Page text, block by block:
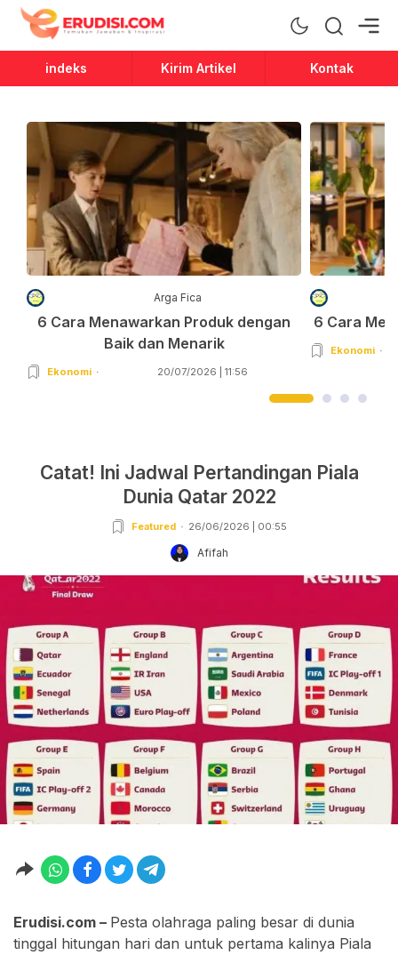
Erudisi
Temukan Jawaban dan Inspirasi
indeks Kirim Artikel Kontak
Arga Fica
6 Cara Menawarkan Produk dengan
Baik dan Menarik
Ekonomi 20/07/2026 | 11:56
6 Cara
Ekonomi
Catat! Ini Jadwal Pertandingan Piala
Dunia Qatar 2022
Featured 26/06/2026 | 00:55
Afifah
Erudisi.com – Pesta olahraga paling besar di dunia
tinggal hitungan hari dan untuk pertama kalinya Piala